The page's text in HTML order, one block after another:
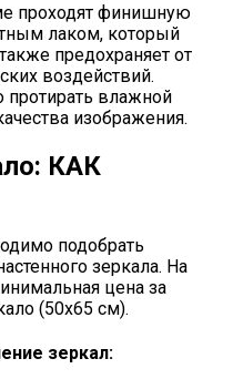
проходят финишную
лаком, который
предохраняет от
воздействий.
влажной
изображения.
КАК
подобрать
зеркала. На
цена за
(50х65 см).
зеркал: